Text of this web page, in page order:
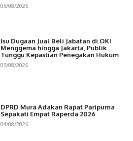
06/08/2026
Isu Dugaan Jual Beli Jabatan di OKI
Menggema hingga Jakarta, Publik
Tunggu Kepastian Penegakan Hukum
05/08/2026
DPRD Mura Adakan Rapat Paripurna
Sepakati Empat Raperda 2026
04/08/2026